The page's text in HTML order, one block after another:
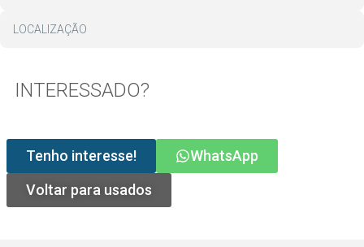
LOCALIZAÇÃO
INTERESSADO?
Tenho interesse!
WhatsApp
Voltar para usados